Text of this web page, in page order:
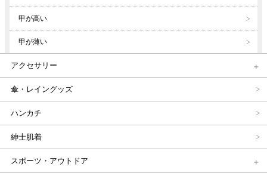
甲が高い
甲が薄い
アクセサリー
傘・レイングッズ
ハンカチ
紳士肌着
スポーツ・アウトドア